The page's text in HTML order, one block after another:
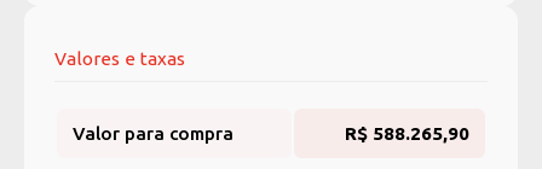
Valores e taxas
Valor para compra R$ 588.265,90